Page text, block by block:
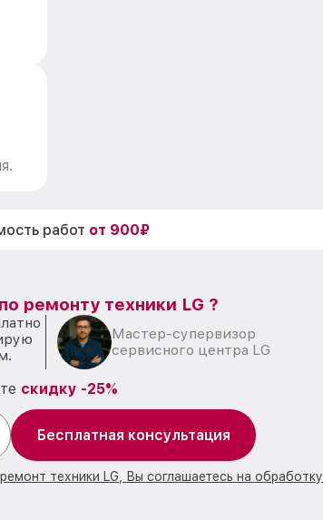
работ от 900₽
ремонту техники LG ?
Мастер-супервизор
сервисного центра LG
скидку -25%
Бесплатная консультация
техники LG, Вы соглашаетесь на обработку